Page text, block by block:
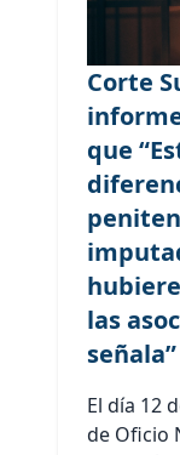
Corte
que
las
señala”
El día 12
de Oficio